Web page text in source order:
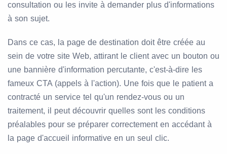
consultation ou les invite à demander plus d'informations
à son sujet.
Dans ce cas, la page de destination doit être créée au
sein de votre site Web, attirant le client avec un bouton ou
une bannière d'information percutante, c'est-à-dire les
fameux CTA (appels à l'action). Une fois que le patient a
contracté un service tel qu'un rendez-vous ou un
traitement, il peut découvrir quelles sont les conditions
préalables pour se préparer correctement en accédant à
la page d'accueil informative en un seul clic.